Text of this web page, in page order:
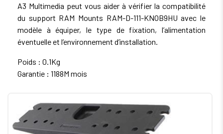
A3 Multimedia peut vous aider à vérifier la compatibilité
du support RAM Mounts RAM-D-111-KNOB9HU avec le
modèle à équiper, le type de fixation, l’alimentation
éventuelle et l’environnement d’installation.
Poids : 0.1Kg
Garantie : 1188M mois